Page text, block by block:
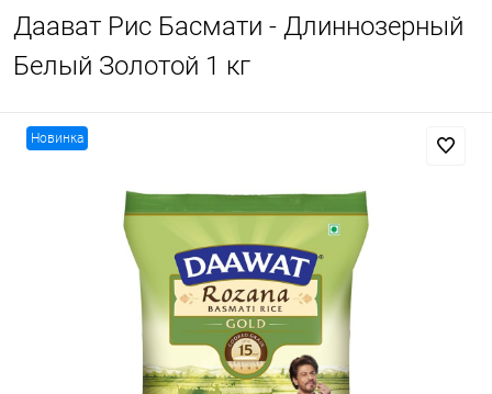
Даават Рис Басмати - Длиннозерный
Белый Золотой 1 кг
Новинка